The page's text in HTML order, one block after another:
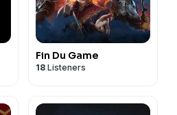
Fin Du Game
18 Listeners